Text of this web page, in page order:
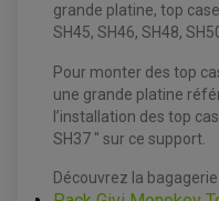
EQUIPEMENT
ACCESSOIRES
BOITIER CDI QUAD ET
COMPTEUR QUAD /
CONTACTEUR A CLÉ
grande platine, top
SH45, SH46, SH48,
Pour monter des top
une grande platine
l’installation des top
SH37 " sur ce support.
Découvrez la bagagerie